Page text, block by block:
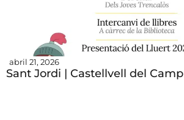
abril 21, 2026
Sant Jordi | Castellvell del Camp